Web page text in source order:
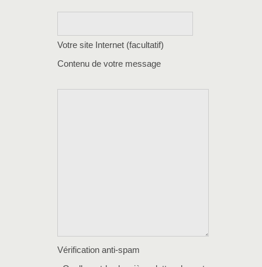
Votre site Internet (facultatif)
Contenu de votre message
Vérification anti-spam